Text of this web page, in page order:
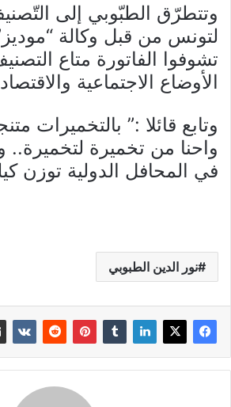
وتتطرّق الطبّوبي إلى
لتونس من قبل وكالة
تشوفوا الفاتورة متاع
الأوضاع الاجتماعية
وتابع قائلا :” بالتخميرات
واحنا من تخميرة لتخميرة..
في المحافل الدولية توزن
نور الدين الطبوبي